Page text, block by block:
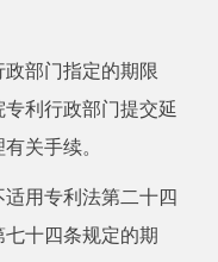
部门指定的期限
利行政部门提交延
关手续。
用专利法第二十四
十四条规定的期